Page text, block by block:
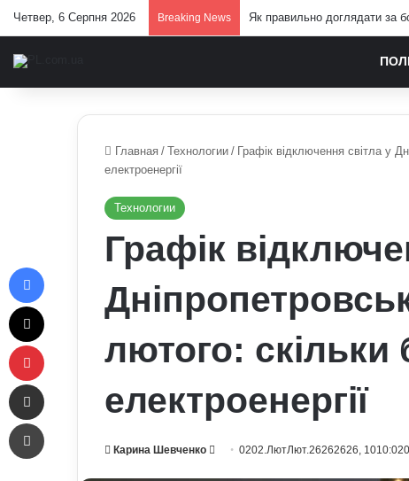
Четвер, 6 Серпня 2026 Breaking News Павло Паліса може стати
Главная / Технологии / Графік відключення світла у
електроенергії
Технологии
Графік
лютого: скільки
електроенергії
Карина Шевченко
Send0202.ЛютЛют.26262626,